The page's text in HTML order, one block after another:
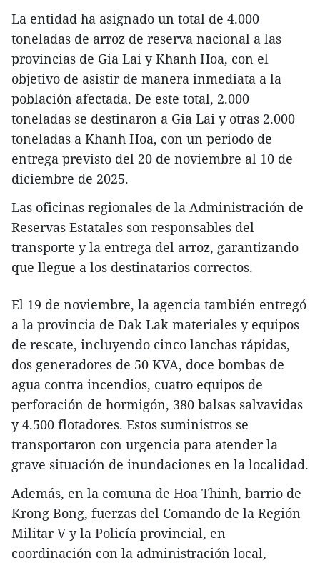
La entidad ha asignado un total de 4.000
toneladas de arroz de reserva nacional a las
provincias de Gia Lai y Khanh Hoa, con el
objetivo de asistir de manera inmediata a la
población afectada. De este total, 2.000
toneladas se destinaron a Gia Lai y otras 2.000
toneladas a Khanh Hoa, con un periodo de
entrega previsto del 20 de noviembre al 10 de
diciembre de 2025.
Las oficinas regionales de la Administración de
Reservas Estatales son responsables del
transporte y la entrega del arroz, garantizando
que llegue a los destinatarios correctos.
El 19 de noviembre, la agencia también entregó
a la provincia de Dak Lak materiales y equipos
de rescate, incluyendo cinco lanchas rápidas,
dos generadores de 50 KVA, doce bombas de
agua contra incendios, cuatro equipos de
perforación de hormigón, 380 balsas salvavidas
y 4.500 flotadores. Estos suministros se
transportaron con urgencia para atender la
grave situación de inundaciones en la localidad.
Además, en la comuna de Hoa Thinh, barrio de
Krong Bong, fuerzas del Comando de la Región
Militar V y la Policía provincial, en
coordinación con la administración local,